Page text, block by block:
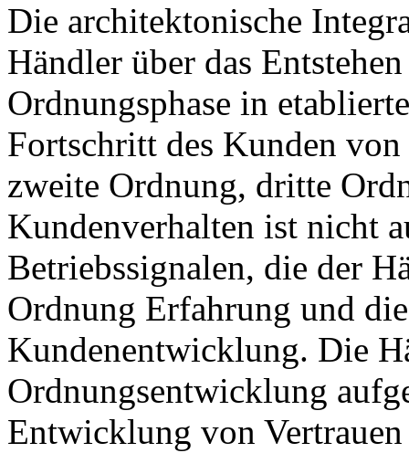
Die architektonische
Händler über das
Ordnungsphase in
Fortschritt des Kunden
zweite Ordnung, dritte
Kundenverhalten ist nicht
Betriebssignalen, die der
Ordnung Erfahrung und
Kundenentwicklung. Die
Ordnungsentwicklung
Entwicklung von